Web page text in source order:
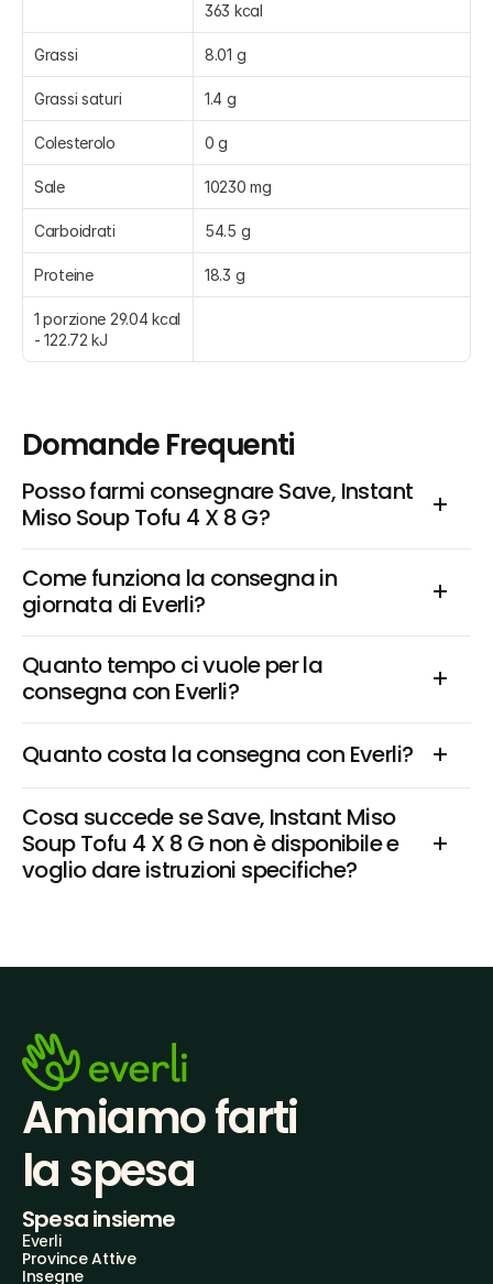
363 kcal
Grassi 8.01 g
Grassi saturi 1.4 g
Colesterolo 0 g
Sale 10230 mg
Carboidrati 54.5 g
Proteine 18.3 g
1 porzione 29.04 kcal
- 122.72 kJ
Domande Frequenti
Posso farmi consegnare Save, Instant
Miso Soup Tofu 4 X 8 G?
Come funziona la consegna in
giornata di Everli?
Quanto tempo ci vuole per la
consegna con Everli?
Quanto costa la consegna con Everli?
Cosa succede se Save, Instant Miso
Soup Tofu 4 X 8 G non è disponibile e
voglio dare istruzioni specifiche?
Amiamo farti
la spesa
Spesa insieme
Everli
Province Attive
Insegne